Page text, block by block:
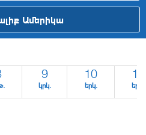
Ամերիկա
9
կրկ.
10
երկ.
11
երք.